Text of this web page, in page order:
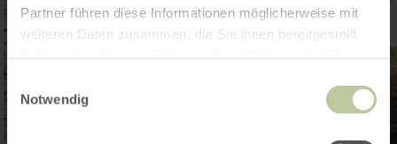
Partner führen diese Informationen möglicherweise mit
weiteren Daten zusammen, die Sie ihnen bereitgestellt
Notwendig